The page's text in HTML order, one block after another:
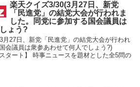
楽天クイズ3/30(3月27日、新党
「民進党」の結党大会が行われま
した。同党に参加する国会議員は
ょう?
月27日、新党「民進党」の結党大会が行われ
会議員は衆参あわせて何人でしょう?)
タート】 時事ニュースを題材とした全5問の